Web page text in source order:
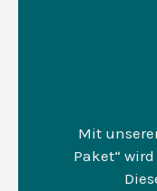
Mit
Paket“